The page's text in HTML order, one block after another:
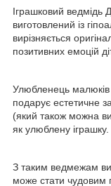
Іграшковий
виготовлений із
вирізняється
позитивних емоцій
Улюбленець
подарує естетичне
(який також можна
як улюблену іграшку.
З таким ведмежам
може стати чудовим